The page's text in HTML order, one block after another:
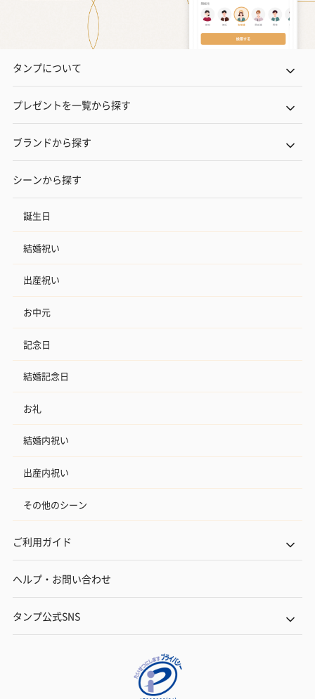
タンプについて
プレゼントを一覧から探す
ブランドから探す
シーンから探す
誕生日
結婚祝い
出産祝い
お中元
記念日
結婚記念日
お礼
結婚内祝い
出産内祝い
その他のシーン
ご利用ガイド
ヘルプ・お問い合わせ
タンプ公式SNS